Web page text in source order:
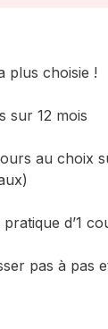
plus choisie !
sur 12 mois
au choix
d’1
pas à pas